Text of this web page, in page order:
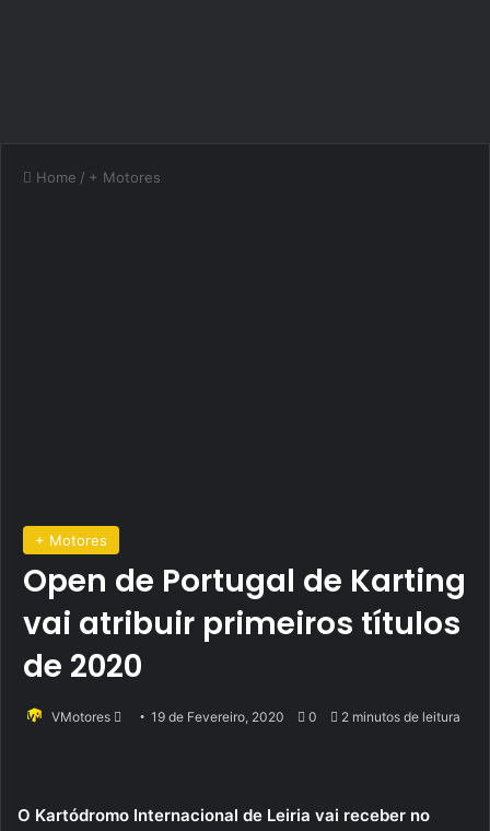
Home / + Motores
+ Motores
Open de Portugal de Karting
vai atribuir primeiros títulos
de 2020
VMotores
Send19 de Fevereiro, 2020 0 2 minutos de leitura
O Kartódromo Internacional de Leiria vai receber no